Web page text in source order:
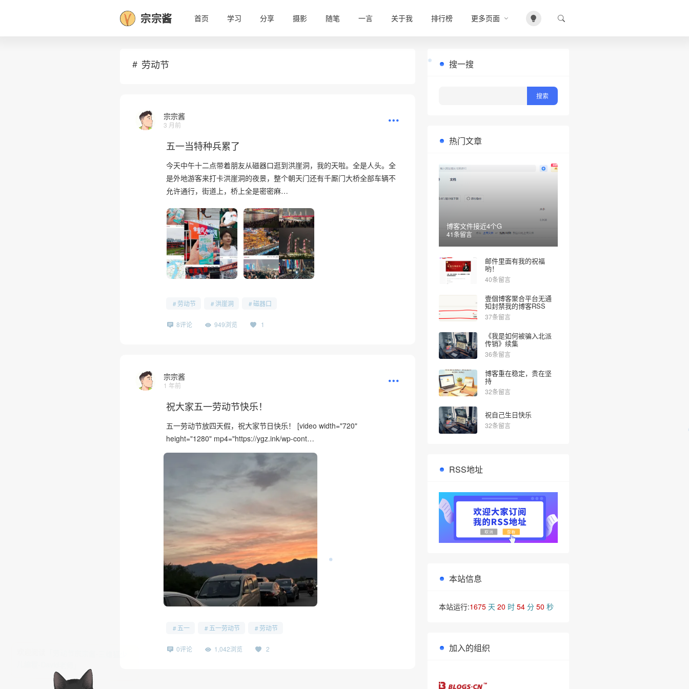
宗宗酱 首页 学习 分享 摄影 随笔 一言 关于我 排行榜 更多页面
劳动节
宗宗酱
3 月前
五一当特种兵累了
今天中午十二点带着朋友从磁器口逛到洪崖洞，我的天啦。全是人头。全
是外地游客来打卡洪崖洞的夜景，整个朝天门还有千厮门大桥全部车辆不
允许通行，街道上，桥上全是密密麻…
劳动节 洪崖洞 磁器口
8评论 949浏览 1
宗宗酱
1 年前
祝大家五一劳动节快乐！
五一劳动节放四天假，祝大家节日快乐！ [video width="720"
height="1280" mp4="https://ygz.ink/wp-cont…
五一 五一劳动节 劳动节
0评论 1,042浏览 2
搜一搜
热门文章
博客文件接近4个G
41条留言
邮件里面有我的祝福
哟！
40条留言
壹個博客聚合平台无通
知封禁我的博客RSS
37条留言
《我是如何被骗入北派
传销》续集
36条留言
博客重在稳定，贵在坚
持
32条留言
祝自己生日快乐
32条留言
RSS地址
本站信息
本站运行:1675天 20 时 54分 51 秒
加入的组织